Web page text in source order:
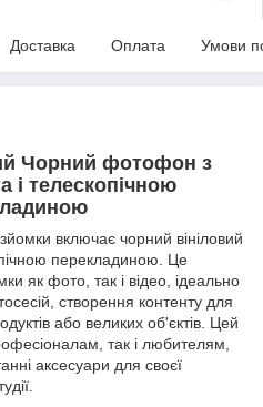
Доставка Оплата Умови
Чорний фотофон з
і телескопічною
включає чорний вініловий
перекладиною. Це
як фото, так і відео, ідеально
створення контенту для
або великих об'єктів. Цей
так і любителям,
аксесуари для своєї